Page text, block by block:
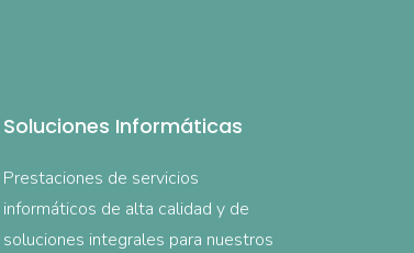
Soluciones Informáticas
Prestaciones de servicios
informáticos de alta calidad y de
soluciones integrales para nuestros